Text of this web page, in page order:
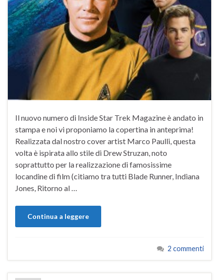
Il nuovo numero di Inside Star Trek Magazine è andato in
stampa e noi vi proponiamo la copertina in anteprima!
Realizzata dal nostro cover artist Marco Paulli, questa
volta è ispirata allo stile di Drew Struzan, noto
soprattutto per la realizzazione di famosissime
locandine di film (citiamo tra tutti Blade Runner, Indiana
Jones, Ritorno al …
Continua a leggere
2 commenti